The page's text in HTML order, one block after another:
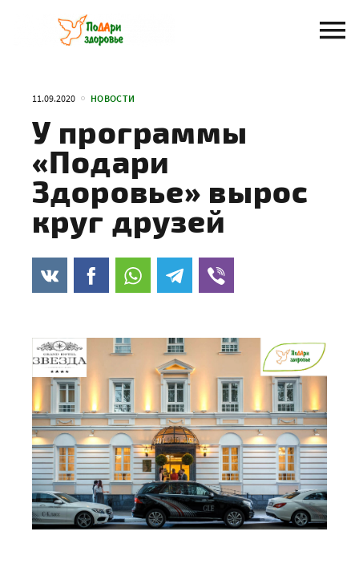
содержанию
11.09.2020 НОВОСТИ
У программы
«Подари
Здоровье» вырос
круг друзей